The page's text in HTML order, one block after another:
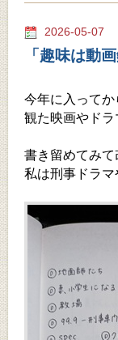
2026-05-07
「趣味は動
今年に入ってか
観た映画やド
書き留めてみて
私は刑事ドラ